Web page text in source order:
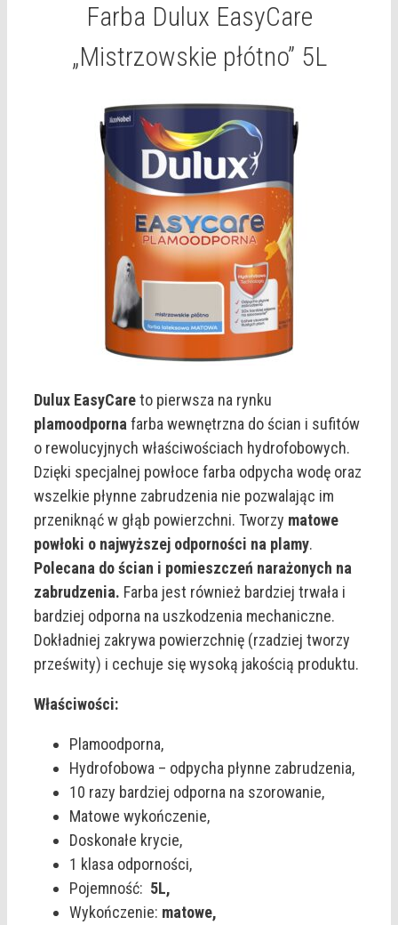
Farba Dulux EasyCare
„Mistrzowskie płótno” 5L
Dulux EasyCareto pierwsza na rynku
plamoodporna farba wewnętrzna do ścian i sufitów
o rewolucyjnych właściwościach hydrofobowych.
Dzięki specjalnej powłoce farba odpycha wodę oraz
wszelkie płynne zabrudzenia nie pozwalając im
przeniknąć w głąb powierzchni. Tworzy matowe
powłoki o najwyższej odporności na plamy.
Polecana do ścian i pomieszczeń narażonych na
zabrudzenia. Farba jest również bardziej trwała i
bardziej odporna na uszkodzenia mechaniczne.
Dokładniej zakrywa powierzchnię (rzadziej tworzy
prześwity) i cechuje się wysoką jakością produktu.
Właściwości:
Plamoodporna,
Hydrofobowa – odpycha płynne zabrudzenia,
10 razy bardziej odporna na szorowanie,
Matowe wykończenie,
Doskonałe krycie,
1 klasa odporności,
Pojemność: 5L,
Wykończenie: matowe,